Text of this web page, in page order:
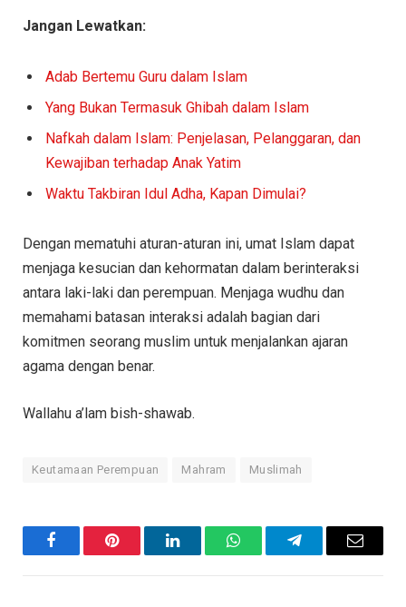
Jangan Lewatkan:
Adab Bertemu Guru dalam Islam
Yang Bukan Termasuk Ghibah dalam Islam
Nafkah dalam Islam: Penjelasan, Pelanggaran, dan
Kewajiban terhadap Anak Yatim
Waktu Takbiran Idul Adha, Kapan Dimulai?
Dengan mematuhi aturan-aturan ini, umat Islam dapat
menjaga kesucian dan kehormatan dalam berinteraksi
antara laki-laki dan perempuan. Menjaga wudhu dan
memahami batasan interaksi adalah bagian dari
komitmen seorang muslim untuk menjalankan ajaran
agama dengan benar.
Wallahu a’lam bish-shawab.
Keutamaan Perempuan Mahram Muslimah
FacebookPinterest LinkedInWhatsAppTelegramEmail